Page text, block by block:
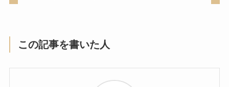
この記事を書いた人